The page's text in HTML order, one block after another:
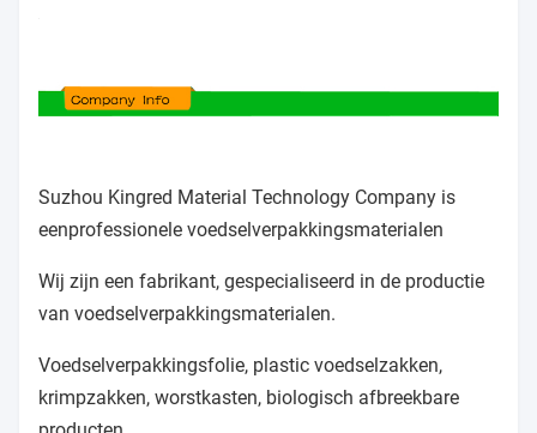
Suzhou Kingred Material Technology Company is
eenprofessionele voedselverpakkingsmaterialen
Wij zijn een fabrikant, gespecialiseerd in de productie
van voedselverpakkingsmaterialen.
Voedselverpakkingsfolie, plastic voedselzakken,
krimpzakken, worstkasten, biologisch afbreekbare